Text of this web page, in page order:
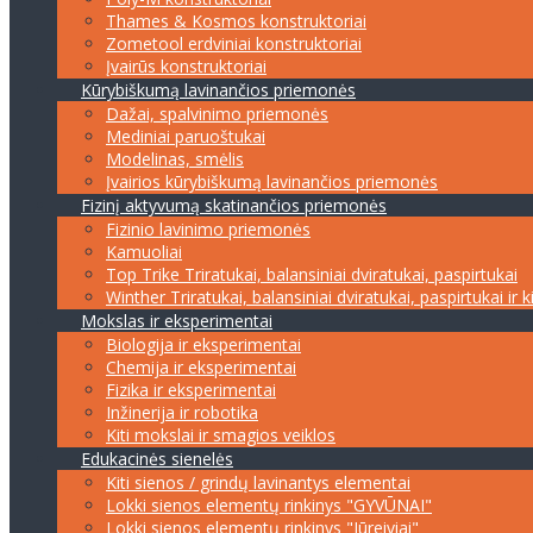
Thames & Kosmos konstruktoriai
Zometool erdviniai konstruktoriai
Įvairūs konstruktoriai
Kūrybiškumą lavinančios priemonės
Dažai, spalvinimo priemonės
Mediniai paruoštukai
Modelinas, smėlis
Įvairios kūrybiškumą lavinančios priemonės
Fizinį aktyvumą skatinančios priemonės
Fizinio lavinimo priemonės
Kamuoliai
Top Trike Triratukai, balansiniai dviratukai, paspirtukai
Winther Triratukai, balansiniai dviratukai, paspirtukai ir
Mokslas ir eksperimentai
Biologija ir eksperimentai
Chemija ir eksperimentai
Fizika ir eksperimentai
Inžinerija ir robotika
Kiti mokslai ir smagios veiklos
Edukacinės sienelės
Kiti sienos / grindų lavinantys elementai
Lokki sienos elementų rinkinys "GYVŪNAI"
Lokki sienos elementų rinkinys "Jūreiviai"